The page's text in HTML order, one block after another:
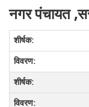
नगर पंचायत